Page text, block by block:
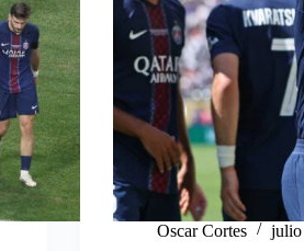
Oscar Cortes julio